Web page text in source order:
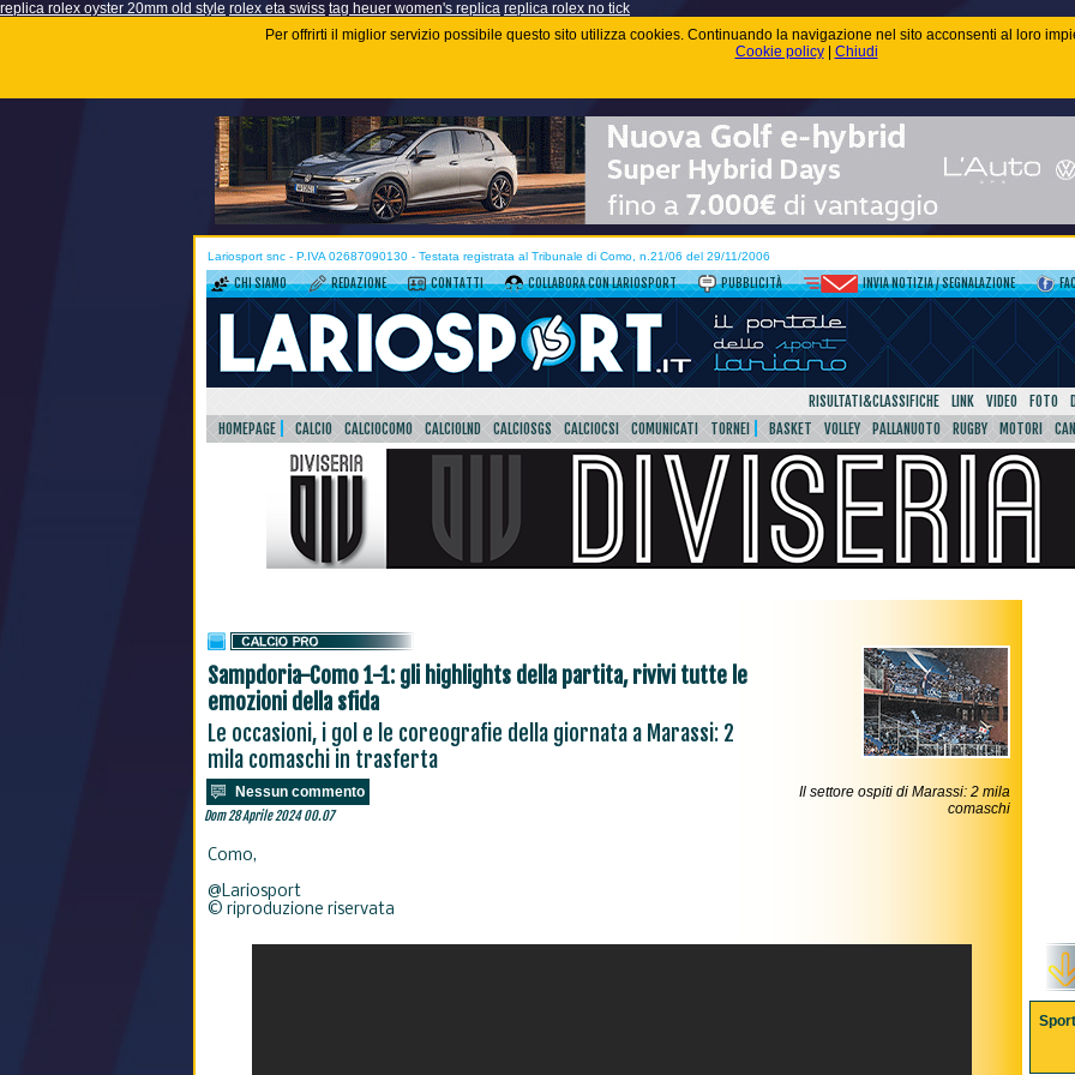
replica rolex oyster 20mm old style rolex eta swiss tag heuer women's replica replica rolex no tick
Per offrirti il miglior servizio possibile questo sito utilizza cookies. Continuando la navigazione nel sito acconsenti al loro
Cookie policy| Chiudi
Lariosport snc - P.IVA 02687090130 - Testata registrata al Tribunale di Como, n.21/06 del 29/11/2006
CHI SIAMO REDAZIONE CONTATTI COLLABORA CON LARIOSPORT PUBBLICITÀ INVIA NOTIZIA / SEGNALAZIONE
RISULTATI&CLASSIFICHE LINK VIDEO FOTO
HOMEPAGE
CALCIO CALCIOCOMO CALCIOLND CALCIOSGS CALCIOCSI COMUNICATI TORNEI BASKET VOLLEY PALLANUOTO RUGBY MOTORI
Sampdoria-Como 1-1: gli highlights della partita, rivivi tutte le
emozioni della sfida
Le occasioni, i gol e le coreografie della giornata a Marassi: 2
mila comaschi in trasferta
Nessun commento
Dom 28 Aprile 2024 00.07
Il settore ospiti di Marassi: 2 mila
comaschi
Como,
@Lariosport
© riproduzione riservata
Sport